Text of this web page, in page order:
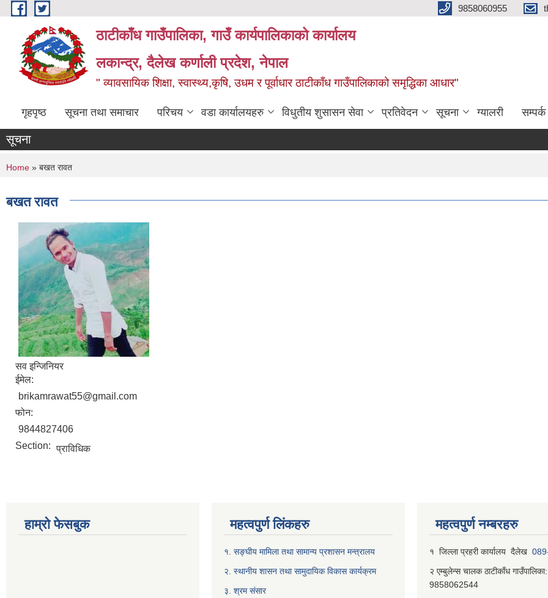
Skip to main content 9858060955
ठाटीकाँध गाउँपालिका, गाउँ कार्यपालिकाको कार्यालय
लकान्द्र, दैलेख कर्णाली प्रदेश, नेपाल
" व्यावसायिक शिक्षा, स्वास्थ्य,कृषि, उधम र पूर्वाधार ठाटीकाँध गाउँपालिकाको समृद्धिका आधार"
गृहपृष्ठ सूचना तथा समाचार परिचय वडा कार्यालयहरु विधुतीय शुसासन सेवा प्रतिवेदन सूचना ग्यालरी सम्पर्क
सूचना
You are here
Home » बखत रावत
बखत रावत
सव इन्जिनियर
ईमेल:
brikamrawat55@gmail.com
फोन:
9844827406
Section: प्राविधिक
हाम्रो फेसबुक महत्वपुर्ण लिंकहरु
१. सङ्घीय मामिला तथा सामान्य प्रशासन मन्त्रालय
२. स्थानीय शासन तथा सामुदायिक विकास कार्यक्रम
३. श्रम संसार
महत्वपुर्ण नम्बरहरु
१ जिल्‍ला प्रहरी कार्यालय दैलेख
२ एम्बुलेन्स चालक ठाटीकाँध गाउँपालिका:
9858062544